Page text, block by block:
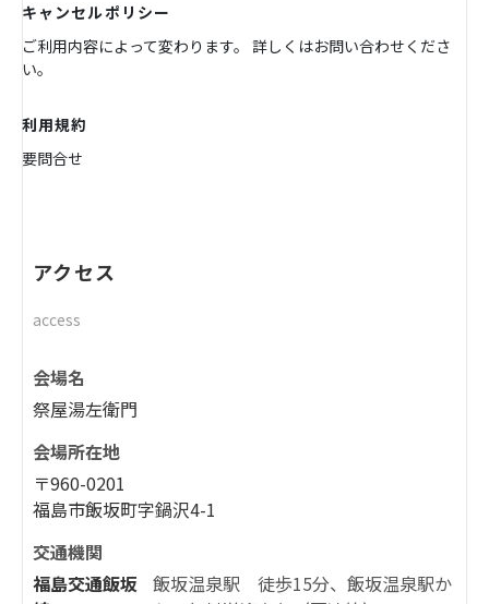
キャンセルポリシー
ご利用内容によって変わります。 詳しくはお問い合わせくださ
い。
利用規約
要問合せ
アクセス
access
会場名
祭屋湯左衛門
会場所在地
〒960-0201
福島市飯坂町字鍋沢4-1
交通機関
福島交通飯坂 飯坂温泉駅 徒歩15分、飯坂温泉駅か